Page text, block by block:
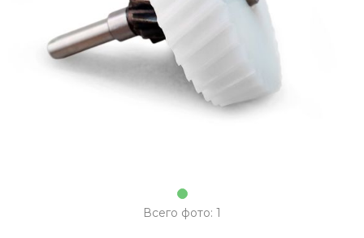
Всего фото: 1